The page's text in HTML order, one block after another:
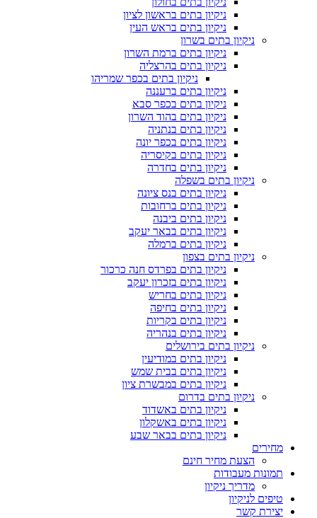
ניקיון בתים בראשון לציון
ניקיון בתים בראש העין
ניקיון בתים בשרון
ניקיון בתים ברמת השרון
ניקיון בתים בהרצליה
ניקיון בתים בכפר שמריהו
ניקיון בתים ברעננה
ניקיון בתים בכפר סבא
ניקיון בתים בהוד השרון
ניקיון בתים בנתניה
ניקיון בתים בכפר יונה
ניקיון בתים בקיסריה
ניקיון בתים בחדרה
ניקיון בתים בשפלה
ניקיון בתים בנס ציונה
ניקיון בתים ברחובות
ניקיון בתים ביבנה
ניקיון בתים בבאר יעקב
ניקיון בתים ברמלה
ניקיון בתים בצפון
ניקיון בתים בפרדס חנה כרכור
ניקיון בתים בזכרון יעקב
ניקיון בתים בחריש
ניקיון בתים בחיפה
ניקיון בתים בקריות
ניקיון בתים בנהריה
ניקיון בתים בירושלים
ניקיון בתים במודיעין
ניקיון בתים בבית שמש
ניקיון בתים במבשרת ציון
ניקיון בתים בדרום
ניקיון בתים באשדוד
ניקיון בתים באשקלון
ניקיון בתים בבאר שבע
מחירים
הצעת מחיר חינם
תמונות מעבודות
מדריך ניקיון
טיפים לניקיון
יצירת קשר